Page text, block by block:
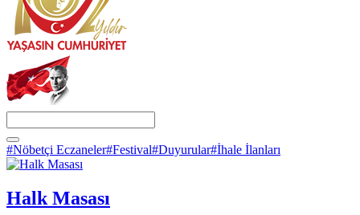
#Nöbetçi Eczaneler#Festival#Duyurular#İhale İlanları
Halk Masası